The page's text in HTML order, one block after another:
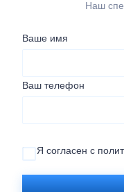
Наш
Ваше имя
Ваш телефон
Я согласен с